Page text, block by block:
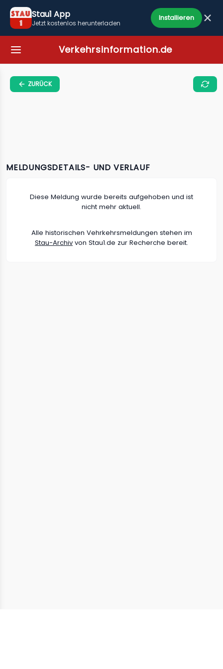
Stau1 App
Jetzt kostenlos herunterladen
Installieren
Verkehrsinformation.de
ZURÜCK
MELDUNGSDETAILS- UND VERLAUF
Diese Meldung wurde bereits aufgehoben und ist
nicht mehr aktuell.
Alle historischen Vehrkehrsmeldungen stehen im
Stau-Archiv von Stau1.de zur Recherche bereit.